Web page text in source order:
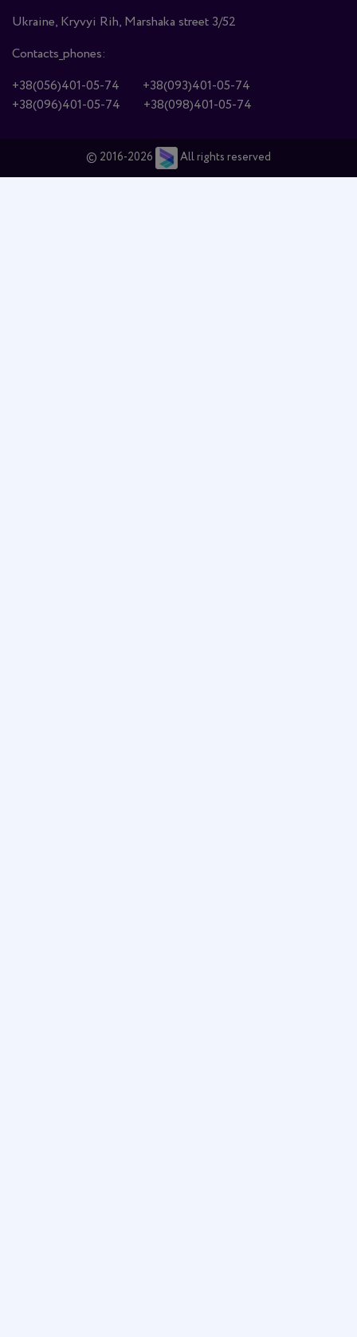
Ukraine, Kryvyi Rih, Marshaka street 3/52
Contacts_phones:
+38(056)401-05-74
+38(093)401-05-74
+38(096)401-05-74
+38(098)401-05-74
© 2016-2026 All rights reserved